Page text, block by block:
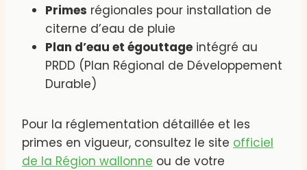
Primes régionales pour installation de
citerne d’eau de pluie
Plan d’eau et égouttage intégré au
PRDD (Plan Régional de Développement
Durable)
Pour la réglementation détaillée et les
primes en vigueur, consultez le site officiel
de la Région wallonne ou de votre